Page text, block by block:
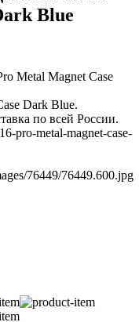
Blue
Metal Magnet Case
Dark Blue​.
по всей России.
pro-metal-magnet-case-
76449/76449.600.jpg